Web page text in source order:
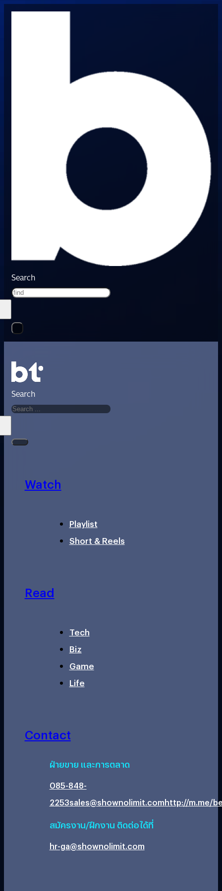
Search
Search
Watch
Playlist
Short & Reels
Read
Tech
Biz
Game
Life
Contact
ฝ่ายขาย และการตลาด
085-848-
2253sales@shownolimit.comhttp://m.me/
สมัครงาน/ฝึกงาน ติดต่อได้ที่
hr-ga@shownolimit.com